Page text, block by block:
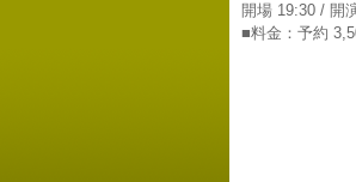
開場 19:30 / 開
■料金：予約